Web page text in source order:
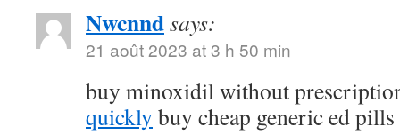
Nwcnndsays:
21 août 2023 at 3 h 50 min
buy minoxidil without
quickly buy cheap generic ed pills